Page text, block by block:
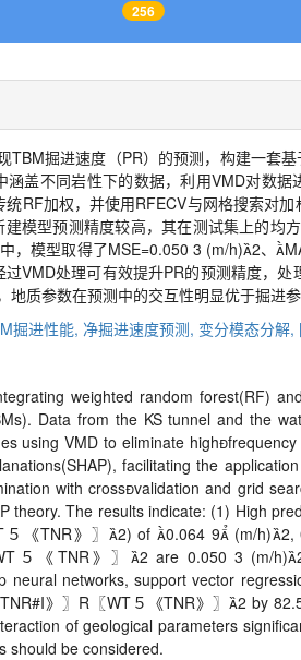
256
TBM掘进速度（PR）的预测，构建一套
涵盖不同岩性下的数据，利用VMD对数据
统RF加权，并使用RFECV与网格搜索对加
建模型预测精度较高，其在测试集上的均
，模型取得了MSE=0.050 3 (m/h)2、
过VMD处理可有效提升PR的预测精度，处
地质参数在预测中的交互性明显优于掘进
掘进性能, 净掘进速度预测, 变分模态分解,
weighted random forest(RF)
Data from the KS tunnel and the
using VMD to eliminate high
facilitating the
with crossvalidation and grid
theory. The results indicate: (1) High
５《TNR》〗2) of0.064 9 (m/h)2,
５《 TNR 》〗2 are 0.050 3 (m/h)
neural networks, support vector
TNR#I》〗 R 〖WT５《TNR》〗2 by
of geological parameters
should be considered.